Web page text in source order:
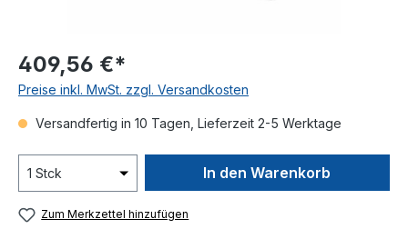
409,56 €*
Preise inkl. MwSt. zzgl. Versandkosten
Versandfertig in 10 Tagen, Lieferzeit 2-5 Werktage
In den Warenkorb
Zum Merkzettel hinzufügen